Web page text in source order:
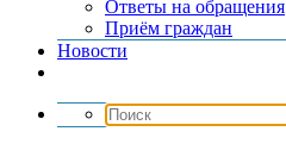
Ответы на обращения
Приём граждан
Новости